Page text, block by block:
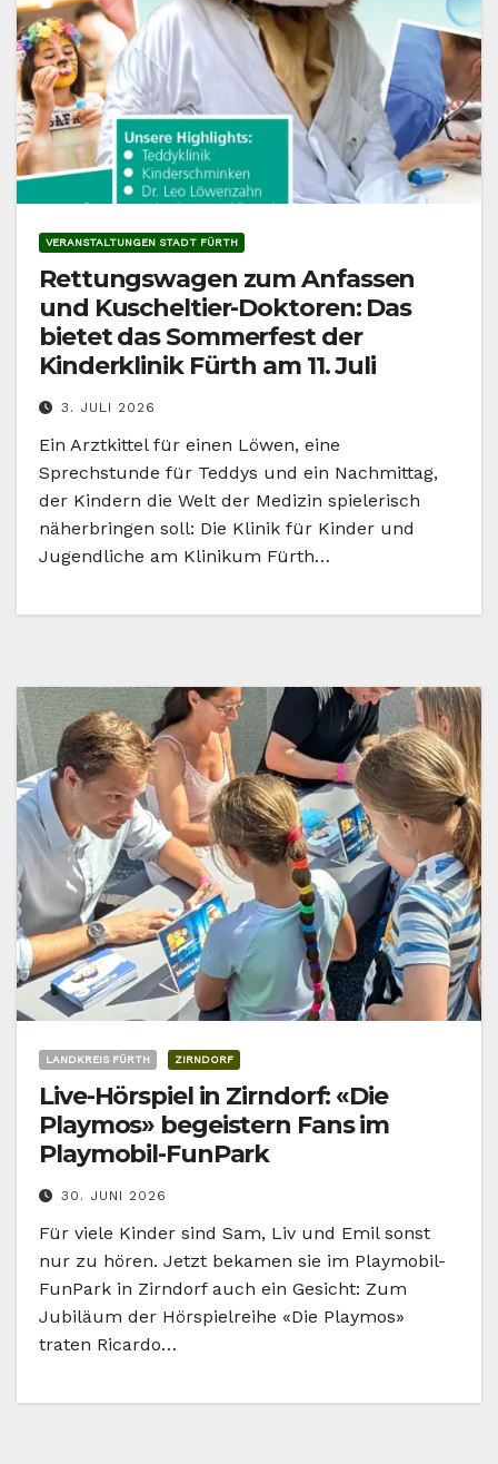
VERANSTALTUNGEN STADT FÜRTH
Rettungswagen zum Anfassen
und Kuscheltier-Doktoren: Das
bietet das Sommerfest der
Kinderklinik Fürth am 11. Juli
3. JULI 2026
Ein Arztkittel für einen Löwen, eine
Sprechstunde für Teddys und ein Nachmittag,
der Kindern die Welt der Medizin spielerisch
näherbringen soll: Die Klinik für Kinder und
Jugendliche am Klinikum Fürth…
LANDKREIS FÜRTH ZIRNDORF
Live-Hörspiel in Zirndorf: «Die
Playmos» begeistern Fans im
Playmobil-FunPark
30. JUNI 2026
Für viele Kinder sind Sam, Liv und Emil sonst
nur zu hören. Jetzt bekamen sie im Playmobil-
FunPark in Zirndorf auch ein Gesicht: Zum
Jubiläum der Hörspielreihe «Die Playmos»
traten Ricardo…